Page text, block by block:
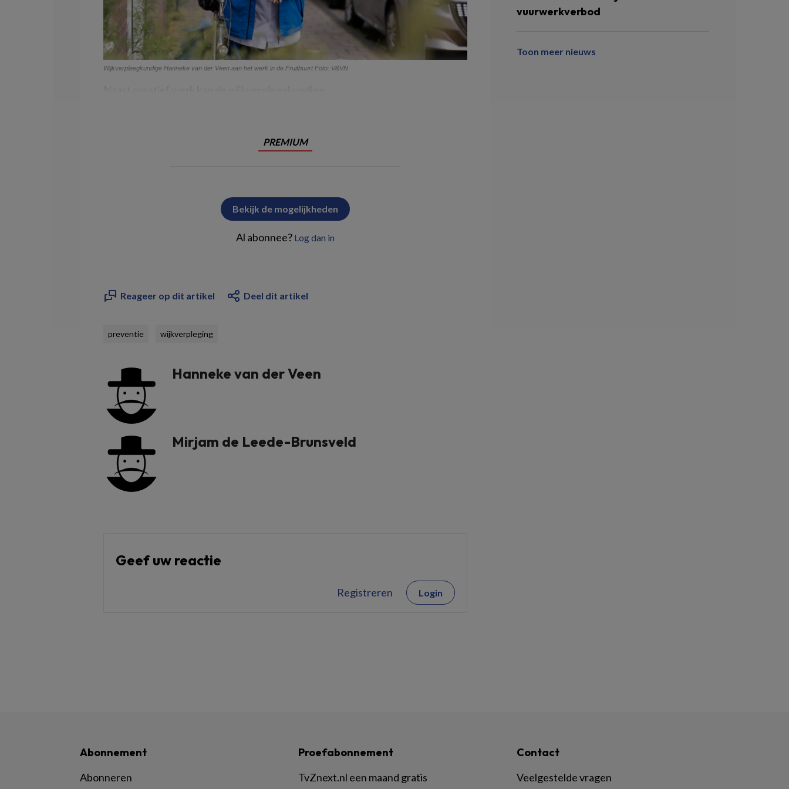
Wijkverpleegkundige Hanneke van der Veen aan het werk in de Fruitbuurt Foto: V&VN
PREMIUM
Bekijk de mogelijkheden
Al abonnee? Log dan in
Reageer op dit artikel Deel dit artikel
preventie wijkverpleging
Hanneke van der Veen
Mirjam de Leede-Brunsveld
Geef uw reactie
Registreren Login
vuurwerkverbod
Toon meer nieuws
Abonnement
Abonneren
Proefabonnement
TvZnext.nl een maand gratis
Contact
Veelgestelde vragen